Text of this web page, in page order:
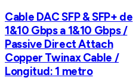
Cable DAC SFP & SFP+ de
1&10 Gbps a 1&10 Gbps /
Passive Direct Attach
Copper Twinax Cable /
Longitud: 1 metro